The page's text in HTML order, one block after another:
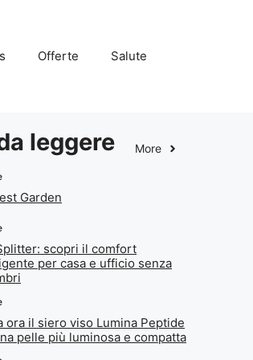
Offerte Salute
leggere More
Garden
scopri il comfort
per casa e ufficio senza
ora il siero viso Lumina Peptide
pelle più luminosa e compatta